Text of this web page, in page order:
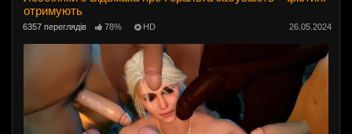
отримують
6357 переглядів 78% HD 26.05.2024